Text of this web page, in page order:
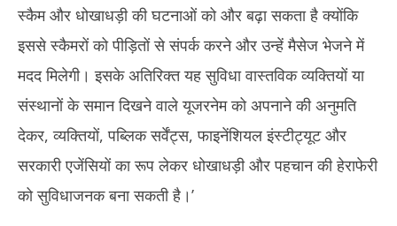
स्कैम और धोखाधड़ी की घटनाओं को और बढ़ा सकता है क्योंकि
इससे स्कैमरों को पीड़ितों से संपर्क करने और उन्हें मैसेज भेजने में
मदद मिलेगी। इसके अतिरिक्त यह सुविधा वास्तविक व्यक्तियों या
संस्थानों के समान दिखने वाले यूजरनेम को अपनाने की अनुमति
देकर, व्यक्तियों, पब्लिक सर्वेंट्स, फाइनेंशियल इंस्टीट्यूट और
सरकारी एजेंसियों का रूप लेकर धोखाधड़ी और पहचान की हेराफेरी
को सुविधाजनक बना सकती है।’